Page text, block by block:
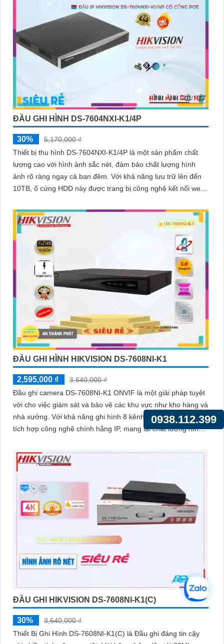
ĐẦU GHI HÌNH DS-7604NXI-K1/4P
30%
5,170,000 ₫
Thiết bị thu hình DS-7604NXI-K1/4P là một sản phẩm chất
lượng cao với hình ảnh sắc nét, đảm bảo chất lượng hình
ảnh rõ ràng ngay cả ban đêm. Với khả năng lưu trữ lên đến
10TB, ổ cứng HDD này được trang bị công nghệ kết nối web
ĐẦU GHI HÌNH HIKVISION DS-7608NI-K1
2,595,000 ₫
3,640,000 ₫
Đầu ghi camera DS-7608NI-K1 ONVIF là một giải pháp tuyệt
vời cho việc giám sát và bảo vệ các khu vực như kho hàng và
nhà xưởng. Với khả năng ghi hình 8 kênh, đầu ghi này được
tích hợp công nghệ chính hãng IP, mang lại chất lượng hình
ĐẦU GHI HIKVISION DS-7608NI-K1(C)
30%
3,640,000 ₫
Thiết Bị Ghi Hình DS-7608NI-K1(C) là Đầu ghi đáng tin cậy
0938.112.399